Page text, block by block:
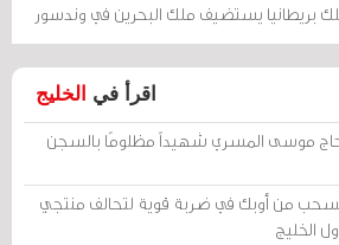
بريطانيا يستضيف ملك البحرين في وندسور
اقرأ في الخليج
موسى المسري شهيداً مظلومًا بالسجن
تنسحب من أوبك في ضربة قوية لتحالف منتجي
الخليج